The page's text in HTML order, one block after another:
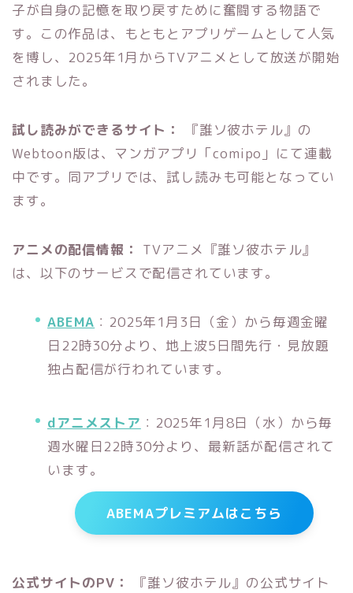
子が自身の記憶を取り戻すために奮闘する物語で
す。この作品は、もともとアプリゲームとして人気
を博し、2025年1月からTVアニメとして放送が開始
されました。
試し読みができるサイト：
『誰ソ彼ホテル』の
Webtoon版は、マンガアプリ「comipo」にて連載
中です。同アプリでは、試し読みも可能となってい
ます。
アニメの配信情報：
TVアニメ『誰ソ彼ホテル』
は、以下のサービスで配信されています。
ABEMA ：2025年1月3日（金）から毎週金曜
日22時30分より、地上波5日間先行・見放題
独占配信が行われています。
dアニメストア ：2025年1月8日（水）から毎
週水曜日22時30分より、最新話が配信されて
います。
ABEMAプレミアムはこちら
公式サイトのPV：
『誰ソ彼ホテル』の公式サイト